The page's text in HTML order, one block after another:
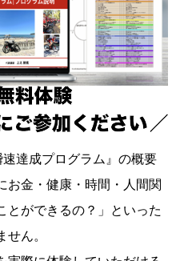
達成プログラム』の概要
お金・健康・時間・人間関
とができるの？」といった
ん。